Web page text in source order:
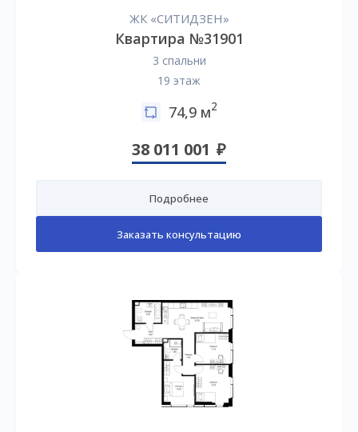
ЖК «СИТИДЗЕН»
Квартира №31901
3 спальни
19 этаж
74,9 м2
38 011 001
Подробнее
Заказать консультацию